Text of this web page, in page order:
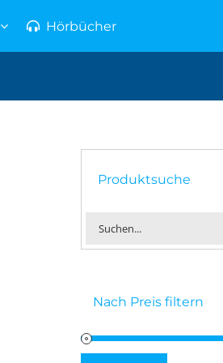
Hörbücher
Produktsuche
Nach Preis filtern